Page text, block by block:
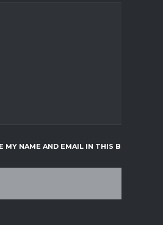
MY NAME AND EMAIL IN THIS BROWSER